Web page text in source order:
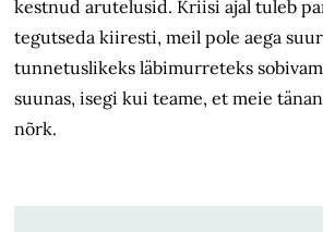
kestnud arutelusid. Kriisi ajal tuleb
tegutseda kiiresti, meil pole aega
tunnetuslikeks läbimurreteks
suunas, isegi kui teame, et meie
nõrk.